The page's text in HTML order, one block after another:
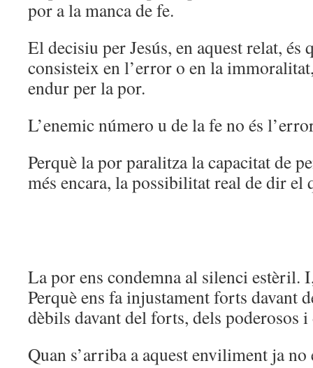
por a la manca de fe.
El decisiu per Jesús, en aquest relat, és
consisteix en l’error o en la
endur per la por.
L’enemic número u de la fe no és
Perquè la por paralitza la capacitat de
més encara, la possibilitat real de dir el
La por ens condemna al silenci estèril.
Perquè ens fa injustament forts davant
dèbils davant del forts, dels poderosos i
Quan s’arriba a aquest enviliment ja